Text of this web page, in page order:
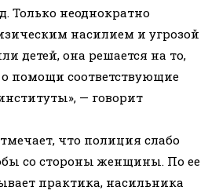
Только неоднократно
насилием и угрозой
детей, она решается на то,
помощи соответствующие
— говорит
что полиция слабо
со стороны женщины. По ее
практика, насильника